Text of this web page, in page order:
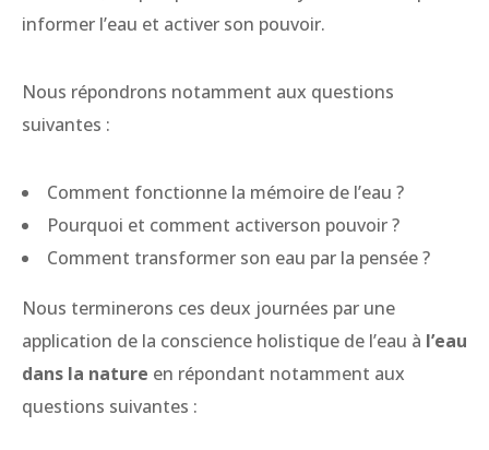
informer l’eau et activer son pouvoir.
Nous répondrons notamment aux questions
suivantes :
Comment fonctionne la mémoire de l’eau ?
Pourquoi et comment activerson pouvoir ?
Comment transformer son eau par la pensée ?
Nous terminerons ces deux journées par une
application de la conscience holistique de l’eau à l’eau
dans la nature en répondant notamment aux
questions suivantes :